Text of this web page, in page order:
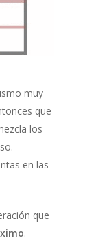
muy
que
los
en las
que
.